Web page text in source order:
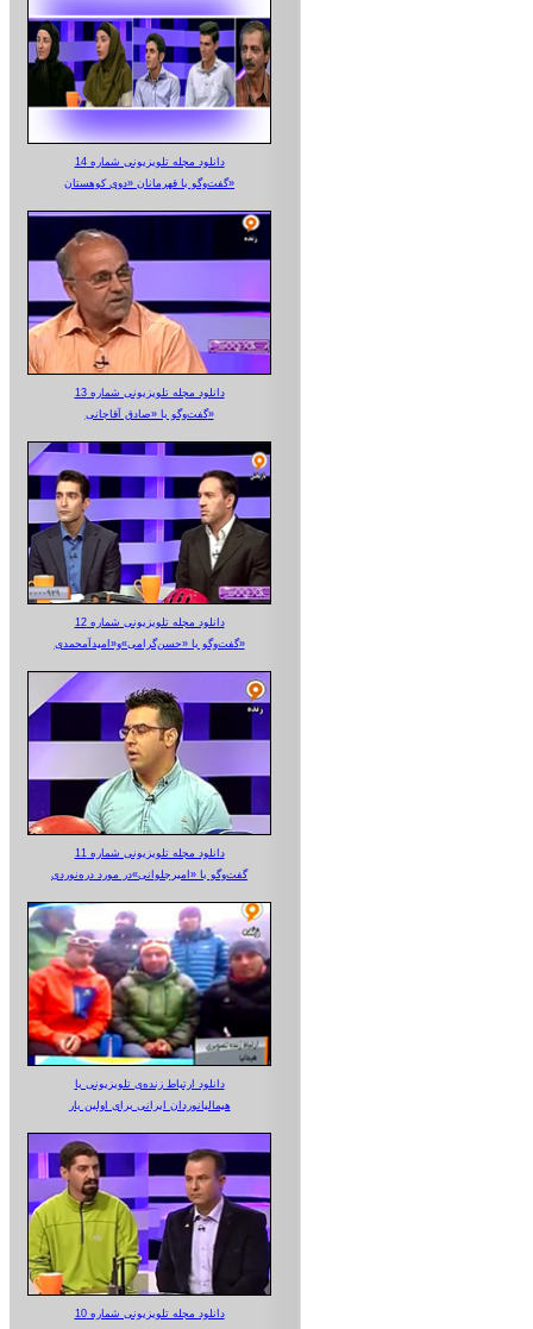
دانلود مجله تلویزیونی شماره 14
گفت‌وگو با قهرمانان «دوی کوهستان»
دانلود مجله تلویزیونی شماره 13
گفت‌وگو با «صادق آقاجانی»
دانلود مجله تلویزیونی شماره 12
گفت‌وگو با «حسن‌گرامی»و«امیدآمحمدی»
دانلود مجله تلویزیونی شماره 11
گفت‌وگو با «امیرجلوانی»در مورد دره‌نوردی
دانلود ارتباط زنده‌ی تلویزیونی‌ با
هیمالیانوردان ایرانی برای اولین بار
دانلود مجله تلویزیونی شماره 10